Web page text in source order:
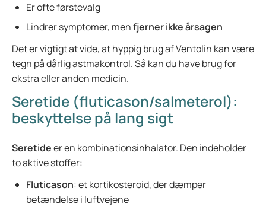
Er ofte førstevalg
Lindrer symptomer, menfjerner ikke årsagen
Det er vigtigt at vide, at hyppig brug af Ventolin kan være
tegn på dårlig astmakontrol. Så kan du have brug for
ekstra eller anden medicin.
Seretide (fluticason/salmeterol):
beskyttelse på lang sigt
Seretideer en kombinationsinhalator. Den indeholder
to aktive stoffer:
Fluticason: et kortikosteroid, der dæmper
betændelse i luftvejene